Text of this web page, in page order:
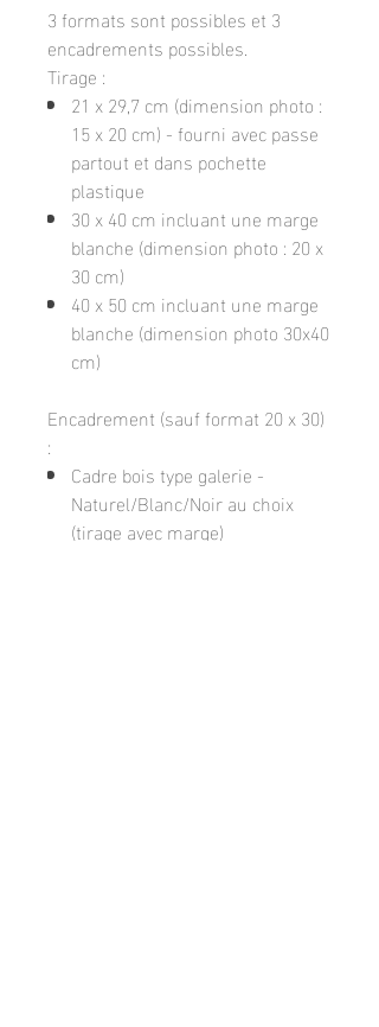
3 formats sont possibles et 3
encadrements possibles.
Tirage :
21 x 29,7 cm (dimension photo :
15 x 20 cm) - fourni avec passe
partout et dans pochette
plastique
30 x 40 cm incluant une marge
blanche (dimension photo : 20 x
30 cm)
40 x 50 cm incluant une marge
blanche (dimension photo 30x40
cm)
Encadrement (sauf format 20 x 30)
:
Cadre bois type galerie -
Naturel/Blanc/Noir au choix
(tirage avec marge)